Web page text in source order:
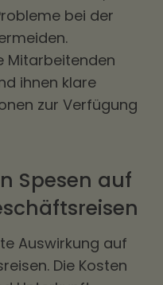
bei der
Mitarbeitenden
ihnen klare
zur Verfügung
Spesen auf
Auswirkung auf
Die Kosten